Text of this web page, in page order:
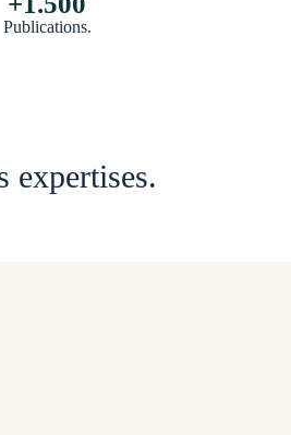
Publications.
expertises.